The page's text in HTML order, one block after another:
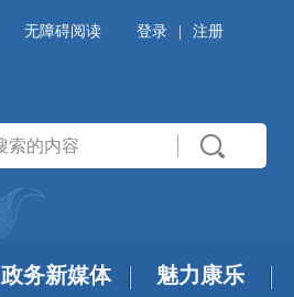
无障碍阅读 登录 注册
政务新媒体 魅力康乐